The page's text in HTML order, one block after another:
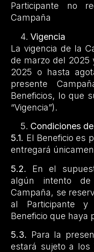
Participante no
Campaña
Vigencia
La vigencia de la
de marzo del 2025
2025 o hasta
presente
Beneficios, lo que
“Vigencia”).
Condiciones
5.1. El Beneficio es
entregará
5.2.
En el
algún intento
Campaña, se
al Participante
Beneficio que haya
5.3. Para la
estará sujeto a los